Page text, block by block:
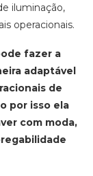
iluminação,
operacionais.
fazer a
adaptável
de
por isso ela
com moda,